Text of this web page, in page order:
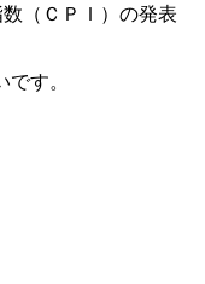
（ＣＰＩ）の発表
す。